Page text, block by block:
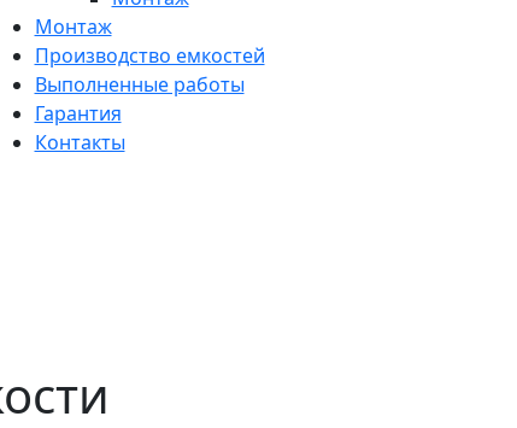
Монтаж
Производство емкостей
Выполненные работы
Гарантия
Контакты